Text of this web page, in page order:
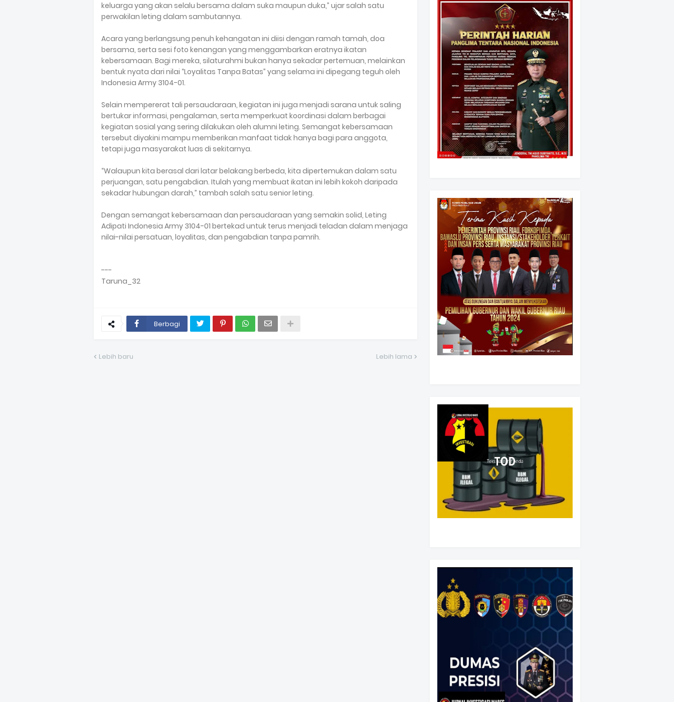
keluarga yang akan selalu bersama dalam suka maupun duka,” ujar salah satu
perwakilan leting dalam sambutannya.
Acara yang berlangsung penuh kehangatan ini diisi dengan ramah tamah, doa
bersama, serta sesi foto kenangan yang menggambarkan eratnya ikatan
kebersamaan. Bagi mereka, silaturahmi bukan hanya sekadar pertemuan, melainkan
bentuk nyata dari nilai “Loyalitas Tanpa Batas” yang selama ini dipegang teguh oleh
Indonesia Army 3104-01.
Selain mempererat tali persaudaraan, kegiatan ini juga menjadi sarana untuk saling
bertukar informasi, pengalaman, serta memperkuat koordinasi dalam berbagai
kegiatan sosial yang sering dilakukan oleh alumni leting. Semangat kebersamaan
tersebut diyakini mampu memberikan manfaat tidak hanya bagi para anggota,
tetapi juga masyarakat luas di sekitarnya.
“Walaupun kita berasal dari latar belakang berbeda, kita dipertemukan dalam satu
perjuangan, satu pengabdian. Itulah yang membuat ikatan ini lebih kokoh daripada
sekadar hubungan darah,” tambah salah satu senior leting.
Dengan semangat kebersamaan dan persaudaraan yang semakin solid, Leting
Adipati Indonesia Army 3104-01 bertekad untuk terus menjadi teladan dalam menjaga
nilai-nilai persatuan, loyalitas, dan pengabdian tanpa pamrih.
---
Taruna_32
Berbagi
Lebih baru Lebih lama